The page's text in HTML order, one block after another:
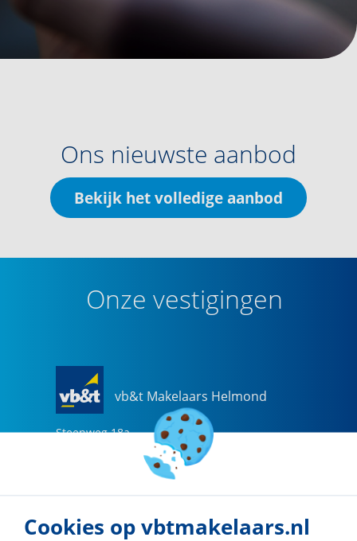
Ons nieuwste aanbod
Bekijk het volledige aanbod
Onze vestigingen
vb&t Makelaars Helmond
Steenweg 18a
helmond@vbtmakelaars.nl
Naar vestiging
Cookies op vbtmakelaars.nl